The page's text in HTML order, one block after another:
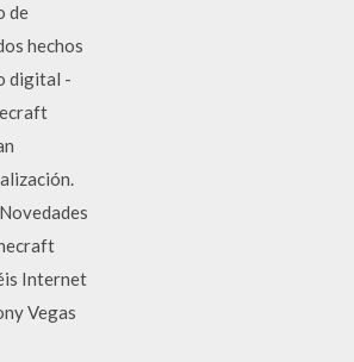
de
hechos
digital -
Internet
Vegas